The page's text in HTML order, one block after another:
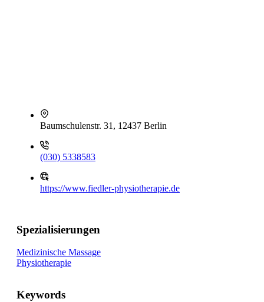
Baumschulenstr. 31, 12437 Berlin
(030) 5338583
https://www.fiedler-physiotherapie.de
Spezialisierungen
Medizinische Massage
Physiotherapie
Keywords